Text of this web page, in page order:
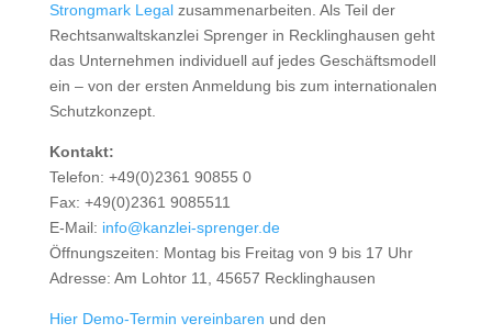
Strongmark Legalzusammenarbeiten. Als Teil der
Rechtsanwaltskanzlei Sprenger in Recklinghausen geht
das Unternehmen individuell auf jedes Geschäftsmodell
ein – von der ersten Anmeldung bis zum internationalen
Schutzkonzept.
Kontakt:
Telefon: +49(0)2361 90855 0
Fax: +49(0)2361 9085511
E-Mail: info@kanzlei-sprenger.de
Öffnungszeiten: Montag bis Freitag von 9 bis 17 Uhr
Adresse: Am Lohtor 11, 45657 Recklinghausen
Hier Demo-Termin vereinbaren und den